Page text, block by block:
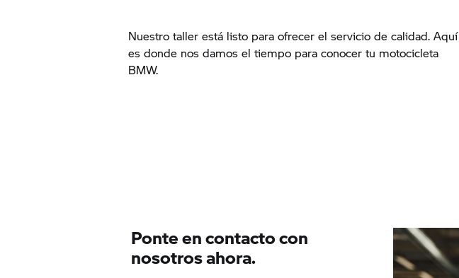
Nuestro taller está listo para ofrecer el servicio de calidad. Aquí
es donde nos damos el tiempo para conocer tu motocicleta
BMW.
Ponte en contacto con
nosotros ahora.